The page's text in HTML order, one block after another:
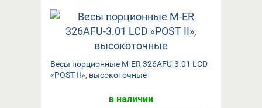
Весы порционные M-ER 326AFU-3.01 LCD
«POST II», высокоточные
в наличии